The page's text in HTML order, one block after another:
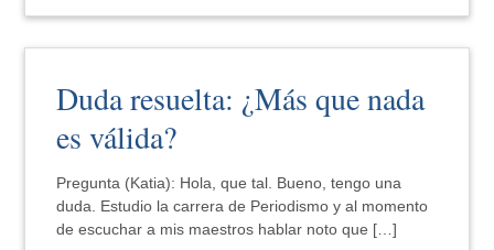
Duda resuelta: ¿Más que nada
es válida?
Pregunta (Katia): Hola, que tal. Bueno, tengo una
duda. Estudio la carrera de Periodismo y al momento
de escuchar a mis maestros hablar noto que […]